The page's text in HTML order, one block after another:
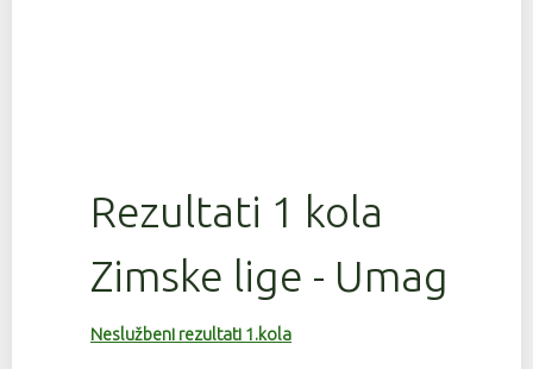
Rezultati 1 kola
Zimske lige - Umag
Neslužbeni rezultati 1.kola